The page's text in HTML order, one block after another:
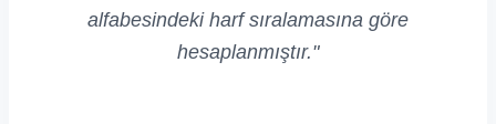
alfabesindeki harf sıralamasına göre